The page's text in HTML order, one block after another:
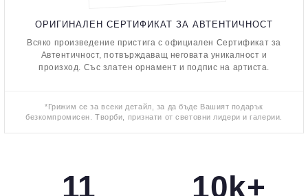
ОРИГИНАЛЕН СЕРТИФИКАТ ЗА АВТЕНТИЧНОСТ
Всяко произведение пристига с официален Сертификат за
Автентичност, потвърждаващ неговата уникалност и
произход. Със златен орнамент и подпис на артиста.
*Грижим се за всеки детайл, за да бъде Вашият подарък
безкомпромисен. Творби, признати от световни лидери и галерии.
11 10k+